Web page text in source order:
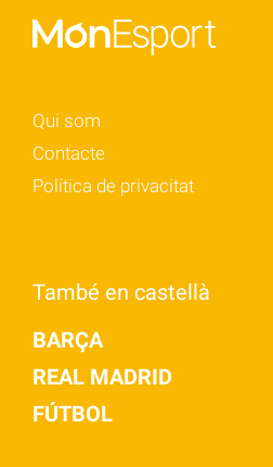
Qui som
Contacte
Política de privacitat
També en castellà
BARÇA
REAL MADRID
FÚTBOL